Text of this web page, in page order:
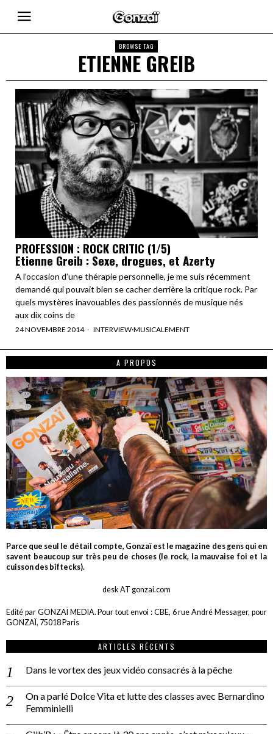
BROWSE TAG
ETIENNE GREIB
PROFESSION : ROCK CRITIC (1/5)
Etienne Greib : Sexe, drogues, et Azerty
A l’occasion d’une thérapie personnelle, je me suis récemment
demandé qui pouvait bien se cacher derrière la critique rock. Par
quels mystères inavouables des passionnés de musique nés
aux dix coins de
24 NOVEMBRE 2014 INTERVIEW·MUSICALEMENT
A PROPOS
Parce que seul le détail compte, Gonzaï est le magazine des gens qui en
savent beaucoup sur très peu de choses (le rock, la mauvaise foi et la
cuisson des biftecks).
desk AT gonzai.com
Edité par GONZAÏ MEDIA. Pour tout envoi : CBE, 6 rue André Messager, pour
GONZAÏ, 75018 Paris
ARTICLES RÉCENTS
Dans le vortex des jeux vidéo consacrés à la pêche
On a parlé Dolce Vita et lutte des classes avec Bernardino
Femminielli